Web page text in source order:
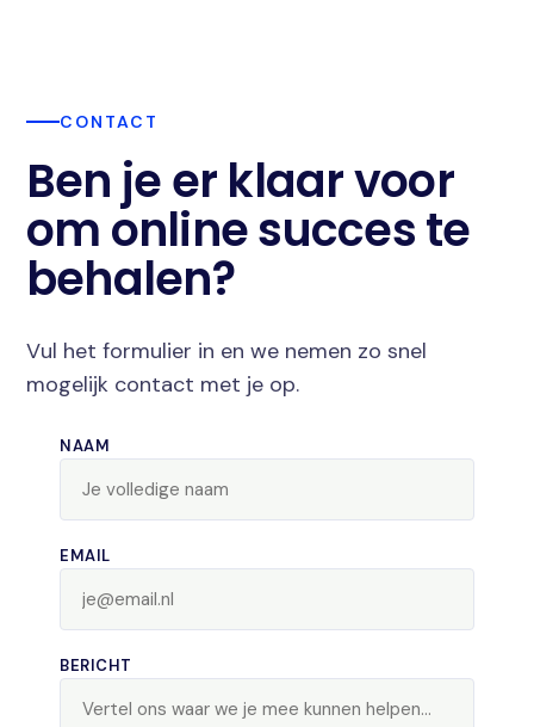
CONTACT
Ben je er klaar voor
om online succes te
behalen?
Vul het formulier in en we nemen zo snel
mogelijk contact met je op.
NAAM
EMAIL
BERICHT